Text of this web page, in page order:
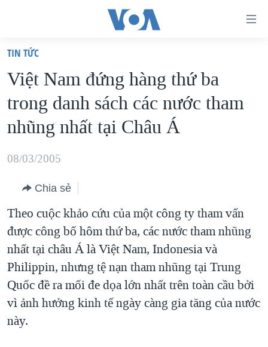
truy
cập
Tới
nội
chính
hướng
chính
Đi
tới
"Tìm"
VIỆT NAM
HOA KỲ
BIỂN ĐÔNG
THẾ GIỚI
DIỄN ĐÀN
MỤC
TỰ DO BÁO CHÍ
VẠCH TRẦN TIN GIẢ
NGƯỜI VIỆT HẢI NGOẠI
ĐỜI SỐNG
KINH TẾ
CHUYÊN ĐỀ
CHIẾN TRANH THƯƠNG MẠI CỦA MỸ: QUÁ KHỨ VÀ HIỆN
TẠI
HÀNH TRÌNH BẦU CỬ 2024
HỌC TIẾNG ANH
VIDEO
NGHE
TIN TỨC
Việt Nam đứng hàng thứ ba
trong danh sách các nước tham
nhũng nhất tại Châu Á
08/03/2005
Chia sẻ
Theo cuộc khảo cứu của một công ty tham vấn
được công bố hôm thứ ba, các nước tham nhũng
nhất tại châu Á là Việt Nam, Indonesia và
Philippin, nhưng tệ nạn tham nhũng tại Trung
Quốc đề ra mối đe dọa lớn nhất trên toàn cầu bởi
vì ảnh hưởng kinh tế ngày càng gia tăng của nước
này.